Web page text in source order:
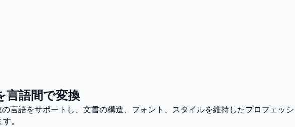
言語間で変換
言語をサポートし、文書の構造、フォント、スタイルを維持したプロフェッシ
。